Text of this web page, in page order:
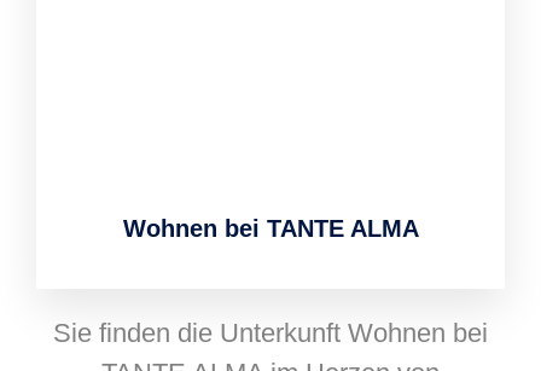
Wohnen bei TANTE ALMA
Sie finden die Unterkunft Wohnen bei